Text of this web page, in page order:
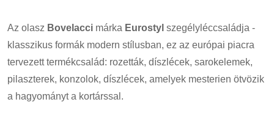
Az olasz Bovelacci márka Eurostyl szegélyléccsaládja -
klasszikus formák modern stílusban, ez az európai piacra
tervezett termékcsalád: rozetták, díszlécek, sarokelemek,
pilaszterek, konzolok, díszlécek, amelyek mesterien ötvözik
a hagyományt a kortárssal.